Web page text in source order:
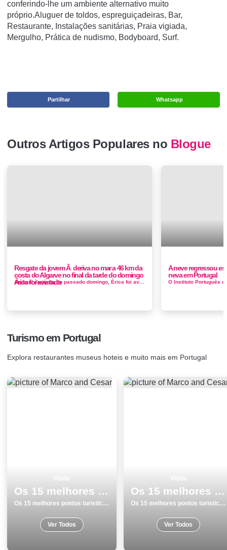
conferindo-lhe um ambiente alternativo muito
próprio.Aluguer de toldos, espreguiçadeiras, Bar,
Restaurante, Instalações sanitárias, Praia vigiada,
Mergulho, Prática de nudismo, Bodyboard, Surf.
Whatsapp
Partilhar
Outros Artigos Populares no Blogue
Resgate da jovem Ã deriva no mar a 46 km da
costa do Algarve no final da tarde do domingo
Ãrica foi avistada
A neve regressou
neva em Portugal
Turismo em Portugal
Explora restaurantes museus hoteis e muito mais em Portugal
Os 15 melhores pontos turisticos para visitar em Leiria
Os 15 melhores pontos turisticos para visitar em Leiria
Ver Todos
Os 15 melhores pontos turisticos para visitar em PÃ³voa de Varzim
Os 15 melhores pontos turisticos para visitar em PÃ³voa de Varzim
Ver Todos